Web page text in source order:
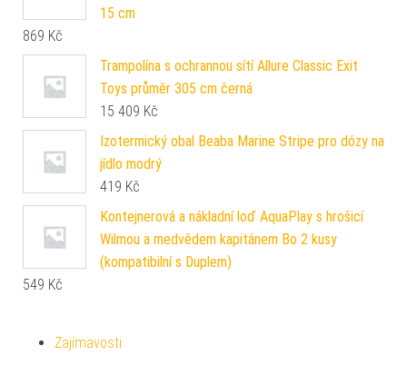
15 cm
869 Kč
Trampolína s ochrannou sítí Allure Classic Exit
Toys průměr 305 cm černá
15 409 Kč
Izotermický obal Beaba Marine Stripe pro dózy na
jídlo modrý
419 Kč
Kontejnerová a nákladní loď AquaPlay s hrošicí
Wilmou a medvědem kapitánem Bo 2 kusy
(kompatibilní s Duplem)
549 Kč
Zajímavosti